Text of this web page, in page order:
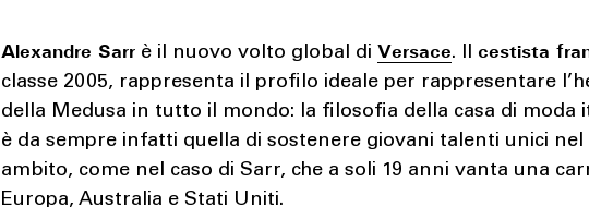
Alexandre Sarr è il nuovo volto global di Versace. Il cestista
classe 2005, rappresenta il profilo ideale per rappresentare
della Medusa in tutto il mondo: la filosofia della casa di moda
è da sempre infatti quella di sostenere giovani talenti unici
ambito, come nel caso di Sarr, che a soli 19 anni vanta una
Europa, Australia e Stati Uniti.